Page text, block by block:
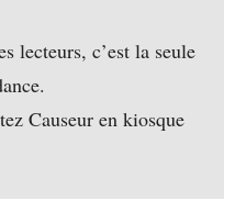
lecteurs, c’est la seule
Causeur en kiosque